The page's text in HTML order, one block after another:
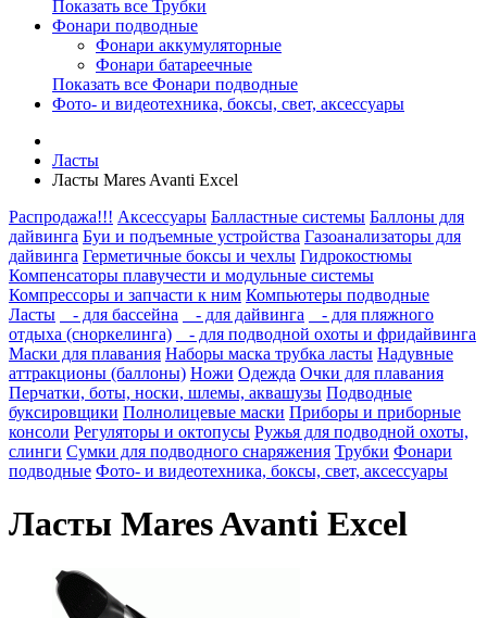
Показать все Трубки
Фонари подводные
Фонари аккумуляторные
Фонари батареечные
Показать все Фонари подводные
Фото- и видеотехника, боксы, свет, аксессуары
Ласты
Ласты Mares Avanti Excel
Распродажа!!! Аксессуары Балластные системы Баллоны для
дайвинга Буи и подъемные устройства Газоанализаторы для
дайвинга Герметичные боксы и чехлы Гидрокостюмы
Компенсаторы плавучести и модульные системы
Компрессоры и запчасти к ним Компьютеры подводные
Ласты
- для бассейна - для дайвинга
- для пляжного
отдыха (сноркелинга)
- для подводной охоты и фридайвинга
Маски для плавания Наборы маска трубка ласты Надувные
аттракционы (баллоны) Ножи Одежда Очки для плавания
Перчатки, боты, носки, шлемы, аквашузы Подводные
буксировщики Полнолицевые маски Приборы и приборные
консоли Регуляторы и октопусы Ружья для подводной охоты,
слинги Сумки для подводного снаряжения Трубки Фонари
подводные Фото- и видеотехника, боксы, свет, аксессуары
Ласты Mares Avanti Excel